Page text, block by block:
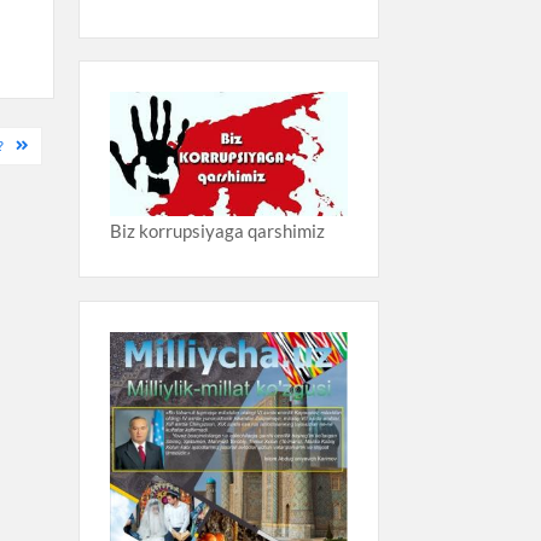
Biz korrupsiyaga qarshimiz